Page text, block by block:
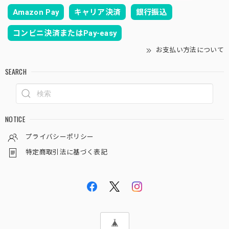
Amazon Pay キャリア決済 銀行振込
コンビニ決済またはPay-easy
お支払い方法について
SEARCH
NOTICE
プライバシーポリシー
特定商取引法に基づく表記